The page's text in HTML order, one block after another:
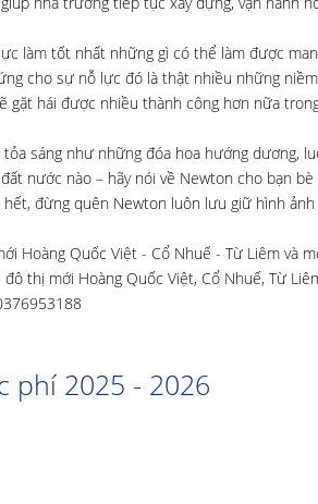
làm tốt nhất những gì có thể làm được
cho sự nỗ lực đó là thật nhiều những
hái được nhiều thành công hơn nữa
sáng như những đóa hoa hướng dương,
nước nào – hãy nói về Newton cho bạn bè
đừng quên Newton luôn lưu giữ hình ảnh
Hoàng Quốc Việt - Cổ Nhuế - Từ Liêm và
thị mới Hoàng Quốc Việt, Cổ Nhuế, Từ
phí 2025 - 2026